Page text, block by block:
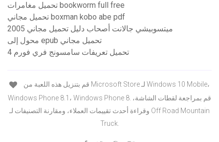
تحميل مغامرات bookworm full free
تحميل مجاني boxman kobo abe pdf
2005 ميتسوبيشي جالانت أصحاب دليل تحميل مجاني
محول إلى epub تحميل مجاني
تحميل تعريفات سامسونج فري فورم 4
Windows Phone 8.1، Windows Phone 8. قم بمراجعة لقطات الشاشة،
وقراءة أحدث تقييمات العملاء، ومقارنة التصنيفات لـ Off Road Mountain
Truck.